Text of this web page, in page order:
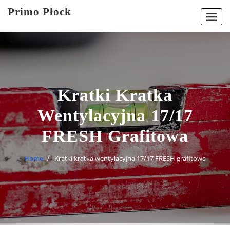
Primo Płock
Kratki Kratka
Wentylacyjna 17/17
FRESH Grafitowa
Home Kratki kratka wentylacyjna 17/17 FRESH grafitowa